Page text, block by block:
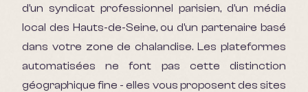
d'un syndicat professionnel parisien, d'un média
local des Hauts-de-Seine, ou d'un partenaire basé
dans votre zone de chalandise. Les plateformes
automatisées ne font pas cette distinction
géographique fine - elles vous proposent des sites